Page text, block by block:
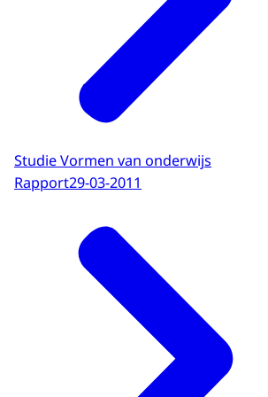
Studie Vormen van onderwijs
Rapport29-03-2011